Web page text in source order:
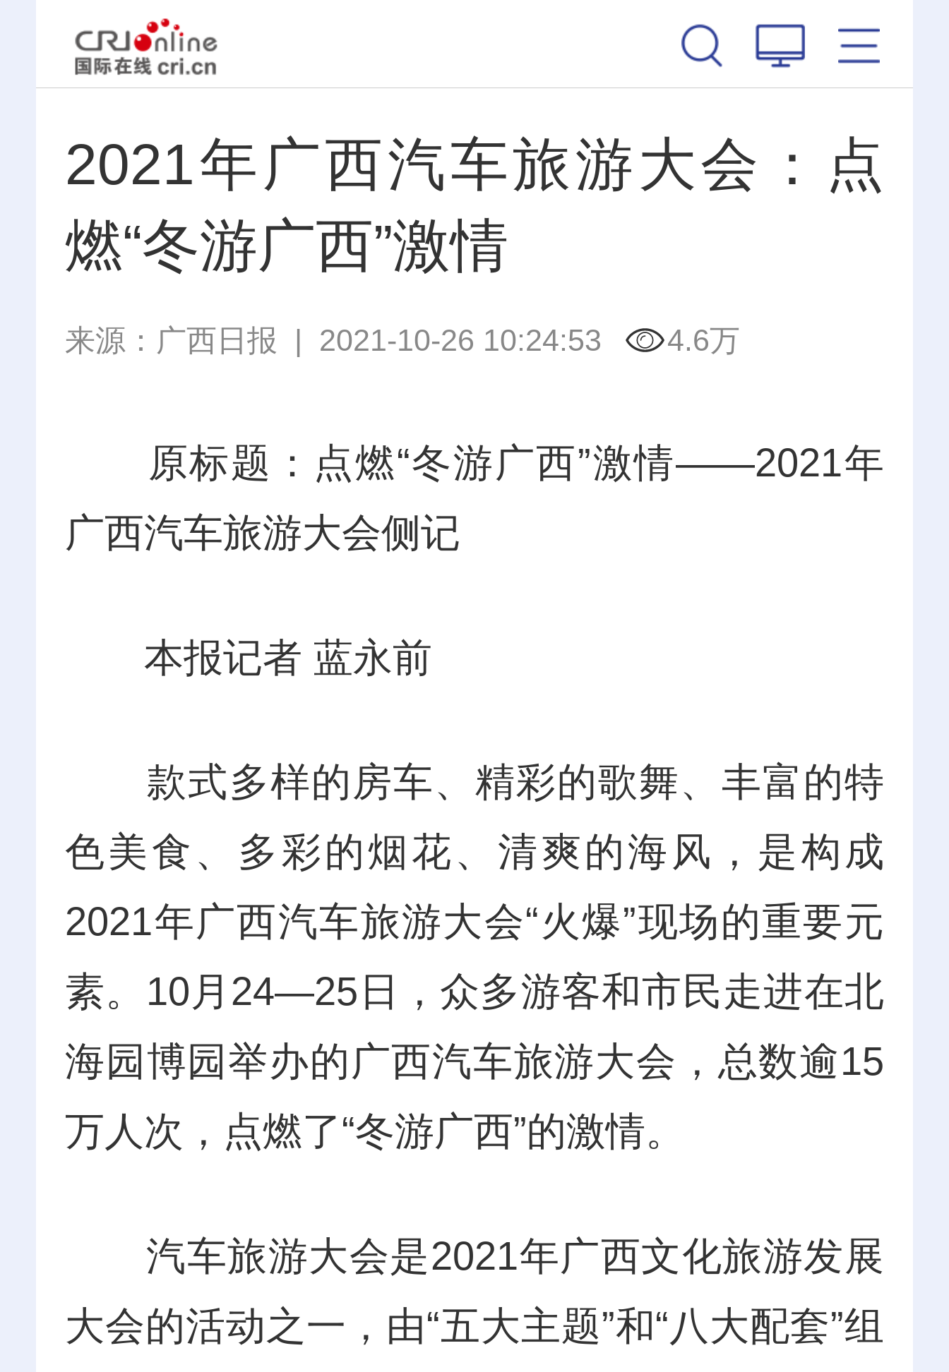
2021年广西汽车旅游大会：点
燃“冬游广西”激情
来源： 广西日报 | 2021-10-26 10:24:53 4.6万
原标题：点燃“冬游广西”激情——2021年
广西汽车旅游大会侧记
本报记者 蓝永前
款式多样的房车、精彩的歌舞、丰富的特
色美食、多彩的烟花、清爽的海风，是构成
2021年广西汽车旅游大会“火爆”现场的重要元
素。10月24—25日，众多游客和市民走进在北
海园博园举办的广西汽车旅游大会，总数逾15
万人次，点燃了“冬游广西”的激情。
汽车旅游大会是2021年广西文化旅游发展
大会的活动之一，由“五大主题”和“八大配套”组